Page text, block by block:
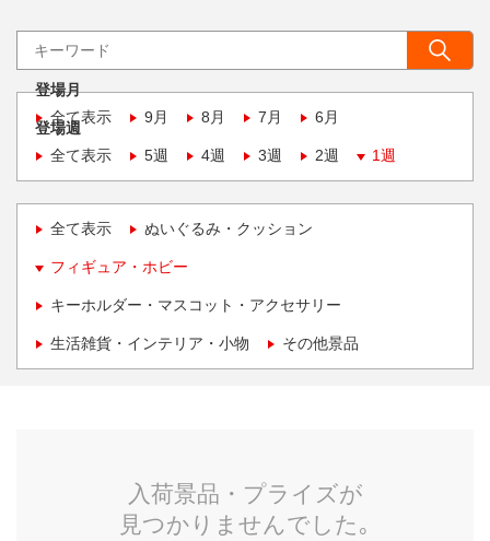
登場月
全て表示
9月 8月 7月 6月
登場週
全て表示
5週 4週 3週 2週 1週
全て表示 ぬいぐるみ・クッション
フィギュア・ホビー
キーホルダー・マスコット・アクセサリー
生活雑貨・インテリア・小物 その他景品